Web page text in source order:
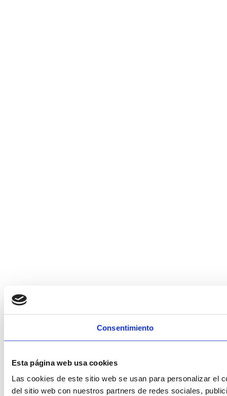
Consentimiento
Esta página web usa cookies
Las cookies de este sitio web se usan para personalizar el
del sitio web con nuestros partners de redes sociales,